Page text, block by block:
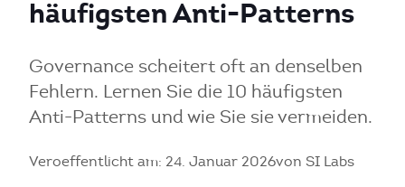
häufigsten Anti-Patterns
Governance scheitert oft an denselben
Fehlern. Lernen Sie die 10 häufigsten
Anti-Patterns und wie Sie sie vermeiden.
Veroeffentlicht am: 24. Januar 2026von SI Labs